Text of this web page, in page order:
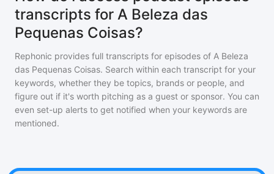
transcripts for A Beleza das
Pequenas Coisas?
Rephonic provides full transcripts for episodes of A Beleza
das Pequenas Coisas. Search within each transcript for your
keywords, whether they be topics, brands or people, and
figure out if it's worth pitching as a guest or sponsor. You can
even set-up alerts to get notified when your keywords are
mentioned.